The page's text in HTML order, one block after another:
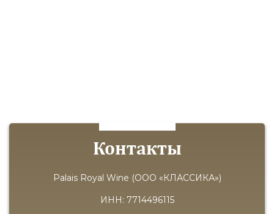
Контакты
Palais Royal Wine (ООО «КЛАССИКА»)
ИНН: 7714496115